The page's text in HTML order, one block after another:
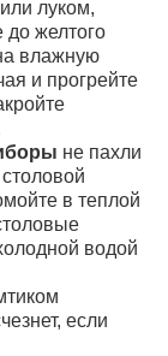
луком,
до желтого
влажную
и прогрейте
не пахли
в теплой
водой
если